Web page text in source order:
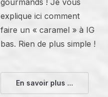
explique ici comment
faire un « caramel » à IG
bas. Rien de plus simple !
En savoir plus ...